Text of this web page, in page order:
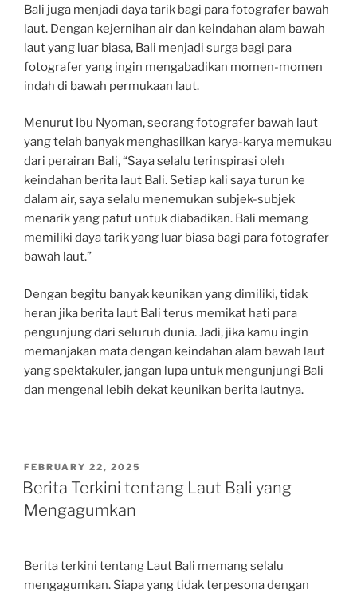
Bali juga menjadi daya tarik bagi para fotografer bawah
laut. Dengan kejernihan air dan keindahan alam bawah
laut yang luar biasa, Bali menjadi surga bagi para
fotografer yang ingin mengabadikan momen-momen
indah di bawah permukaan laut.
Menurut Ibu Nyoman, seorang fotografer bawah laut
yang telah banyak menghasilkan karya-karya memukau
dari perairan Bali, “Saya selalu terinspirasi oleh
keindahan berita laut Bali. Setiap kali saya turun ke
dalam air, saya selalu menemukan subjek-subjek
menarik yang patut untuk diabadikan. Bali memang
memiliki daya tarik yang luar biasa bagi para fotografer
bawah laut.”
Dengan begitu banyak keunikan yang dimiliki, tidak
heran jika berita laut Bali terus memikat hati para
pengunjung dari seluruh dunia. Jadi, jika kamu ingin
memanjakan mata dengan keindahan alam bawah laut
yang spektakuler, jangan lupa untuk mengunjungi Bali
dan mengenal lebih dekat keunikan berita lautnya.
POSTED
ON
FEBRUARY 22, 2025
Berita Terkini tentang Laut Bali yang
Mengagumkan
Berita terkini tentang Laut Bali memang selalu
mengagumkan. Siapa yang tidak terpesona dengan